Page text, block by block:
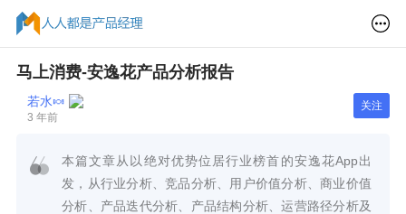
马上消费-安逸花产品分析报告
若水🍬
3 年前
关注
本篇文章从以绝对优势位居行业榜首的安逸花App出
发，从行业分析、竞品分析、用户价值分析、商业价值
分析、产品迭代分析、产品结构分析、运营路径分析及